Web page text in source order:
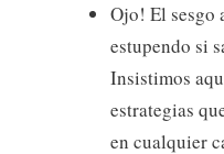
Ojo! El sesgo
estupendo si
Insistimos
estrategias
en cualquier